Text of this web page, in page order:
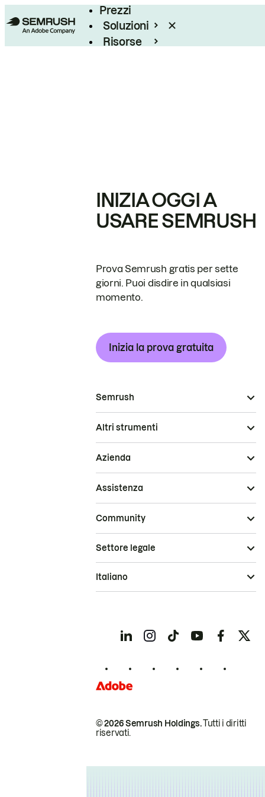
Prezzi
Soluzioni
Risorse
INIZIA OGGI A
USARE SEMRUSH
Prova Semrush gratis per sette
giorni. Puoi disdire in qualsiasi
momento.
Inizia la prova gratuita
Semrush
Altri strumenti
Azienda
Assistenza
Community
© 2026 Semrush Holdings.Tutti i diritti
riservati.
Settore legale
Italiano